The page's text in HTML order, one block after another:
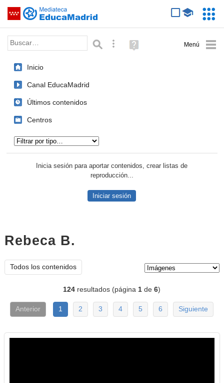
Saltar navegación
Palabra o frase: Búsqueda avanzada
Ayuda
(en
Inicio
Canal EducaMadrid
Últimos contenidos
Centros
Inicia sesión para aportar contenidos, crear listas de
reproducción...
Iniciar sesión
Rebeca B.
Todos los contenidos
124 resultados (página1 de6)
Anterior 1 2 3 4 5 6 Siguiente